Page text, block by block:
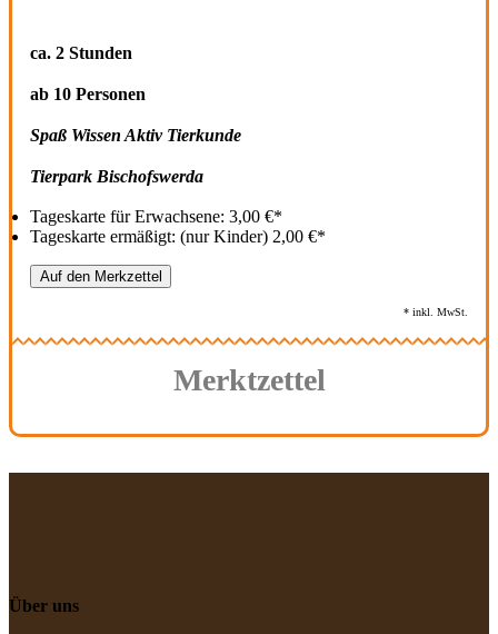
ca. 2 Stunden
ab 10 Personen
Spaß Wissen Aktiv Tierkunde
Tierpark Bischofswerda
Tageskarte für Erwachsene: 3,00 €*
Tageskarte ermäßigt: (nur Kinder) 2,00 €*
Auf den Merkzettel
* inkl. MwSt.
Merktzettel
Über uns